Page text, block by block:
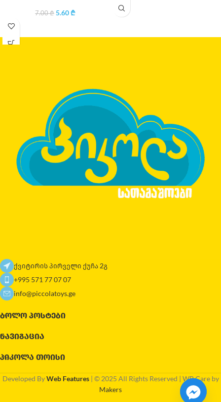
7.00₾ 5.60₾
ქვიტირის პირველი ქუჩა 2გ
+995 571 77 07 07
info@piccolatoys.ge
ᲑᲝᲚᲝ ᲞᲝᲡᲢᲔᲑᲘ
ᲜᲐᲕᲘᲒᲐᲪᲘᲐ
ᲞᲘᲙᲝᲚᲐ ᲗᲝᲘᲡᲘ
Developed ByWeb Features | © 2025 All Rights Reserved | WP Care by
Makers